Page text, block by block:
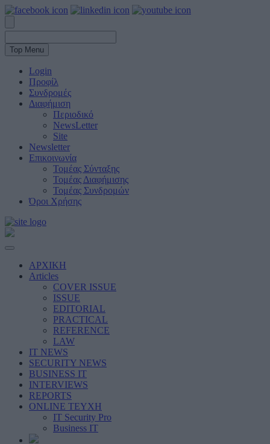
Top Menu
Login
Προφίλ
Συνδρομές
Διαφήμιση
Περιοδικό
NewsLetter
Site
Newsletter
Επικοινωνία
Τομέας Σύνταξης
Τομέας Διαφήμισης
Τομέας Συνδρομών
Όροι Χρήσης
ΑΡΧΙΚΗ
Articles
COVER ISSUE
ISSUE
EDITORIAL
PRACTICAL
REFERENCE
LAW
IT NEWS
SECURITY NEWS
BUSINESS IT
INTERVIEWS
REPORTS
ONLINE ΤΕΥΧΗ
IT Security Pro
Business IT